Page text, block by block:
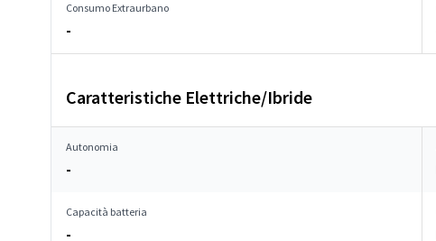
Consumo Extraurbano
-
Caratteristiche Elettriche/Ibride
Autonomia
-
Capacità batteria
-